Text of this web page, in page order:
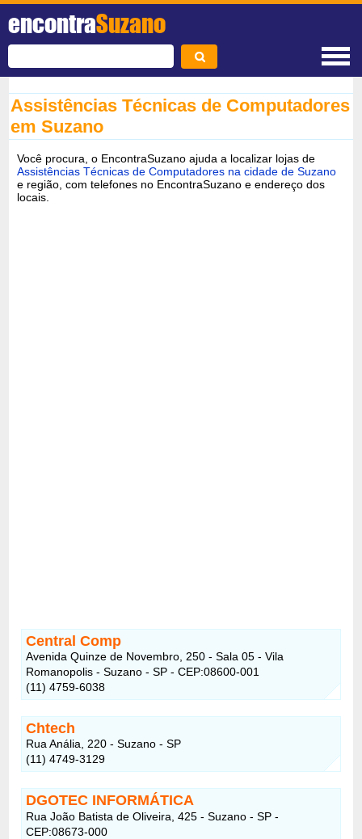
encontraSuzano
Assistências Técnicas de Computadores
em Suzano
Você procura, o EncontraSuzano ajuda a localizar lojas de
Assistências Técnicas de Computadores na cidade de Suzano
e região, com telefones no EncontraSuzano e endereço dos
locais.
Central Comp
Avenida Quinze de Novembro, 250 - Sala 05 - Vila
Romanopolis - Suzano - SP - CEP:08600-001
(11) 4759-6038
Chtech
Rua Anália, 220 - Suzano - SP
(11) 4749-3129
DGOTEC INFORMÁTICA
Rua João Batista de Oliveira, 425 - Suzano - SP -
CEP:08673-000